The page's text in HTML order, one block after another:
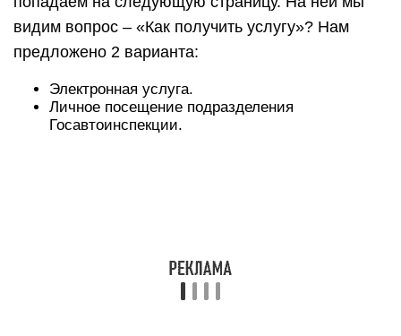
видим вопрос – «Как получить услугу»? Нам
предложено 2 варианта:
Электронная услуга.
Личное посещение подразделения
Госавтоинспекции.